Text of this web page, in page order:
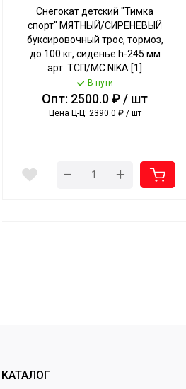
Снегокат детский "Тимка
спорт" МЯТНЫЙ/СИРЕНЕВЫЙ
буксировочный трос, тормоз,
до 100 кг, сиденье h-245 мм
арт. ТСП/МС NIKA [1]
В пути
Опт: 2500.0 ₽ / шт
Цена Ц-Ц: 2390.0 ₽ / шт
- +
КАТАЛОГ